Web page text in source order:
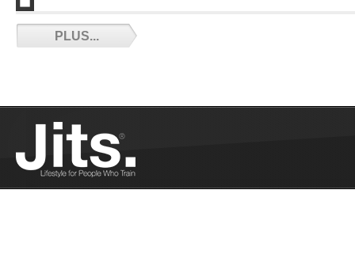
Gabriel vs the World - 02/19/2016
Il a traduit le film Jiu-Jitsu vs the World et mérite
L’homosexualité : un tabou dans le JJB ? -
02/16/2016
Pank partage sa réflexion sur l'homosexualité au
PLUS...